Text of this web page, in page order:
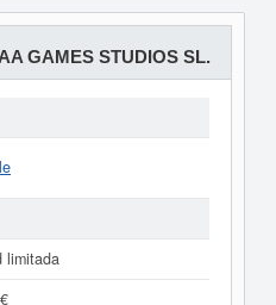
GAMES STUDIOS SL.
limitada